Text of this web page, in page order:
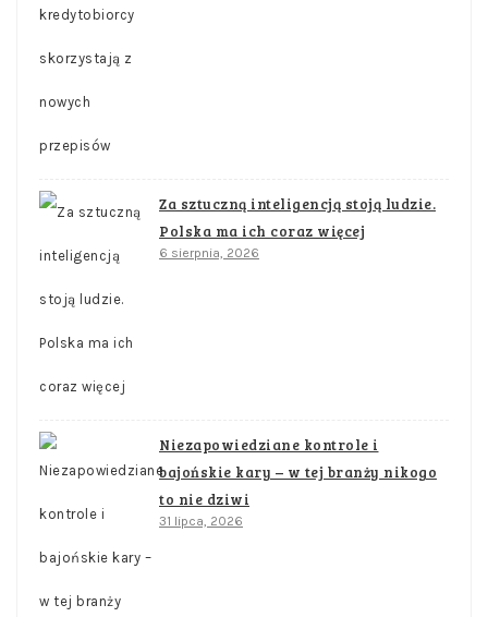
Za sztuczną inteligencją stoją ludzie.
Polska ma ich coraz więcej
6 sierpnia, 2026
Niezapowiedziane kontrole i
bajońskie kary – w tej branży nikogo
to nie dziwi
31 lipca, 2026